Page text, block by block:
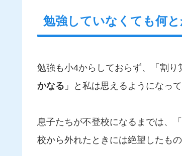
勉強していなくても何
勉強も小4からしておらず、「割り
かなる 」と私は思えるようになっ
息子たちが不登校になるまでは、
校から外れたときには絶望したもの